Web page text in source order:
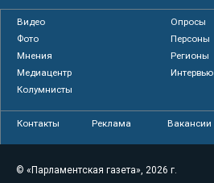
Видео
Опросы
Фото
Персоны
Мнения
Регионы
Медиацентр
Интервью
Колумнисты
Контакты Реклама Вакансии
© «Парламентская газета», 2026 г.